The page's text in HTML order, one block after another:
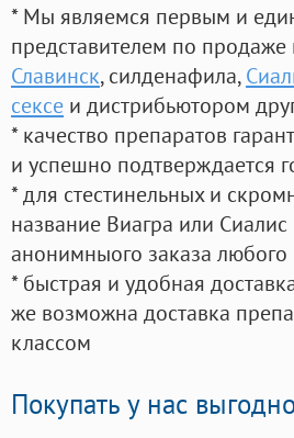
* Мы являемся первым и
представителем по
Славинск, силденафила,
сексе и дистрибьютором
* качество препаратов
и успешно подтверждается
* для стестинельных и
название Виагра или
анонимныого заказа
* быстрая и удобная
же возможна доставка
классом
Покупать у нас